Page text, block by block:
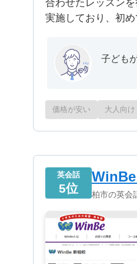
合わせたレッスン
実施しており、初
子ども
価格が安い 大人向け
英会話
5位 柏市の英会